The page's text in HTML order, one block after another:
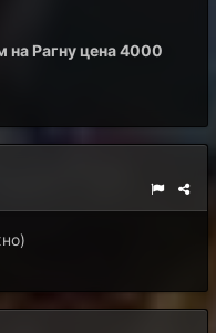
на Рагну цена 4000